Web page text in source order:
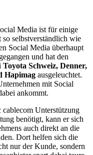
Media ist für einige
so selbstverständlich wie
Social Media überhaupt
und hat den
Toyota Schweiz, Denner,
Hapimag ausgeleuchtet.
mit Social
ankommt.
Unterstützung
benötigt, kann er sich
auch direkt an die
Dort helfen sich die
nur der Kunde, sondern